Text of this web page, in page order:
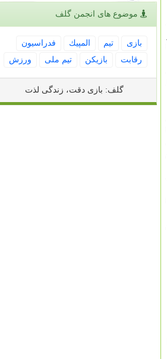
موضوع های انجمن گلف
بازی تیم المپیك
فدراسیون
رقابت
بازیكن تیم ملی ورزش
گلف: بازی دقت، زندگی لذت